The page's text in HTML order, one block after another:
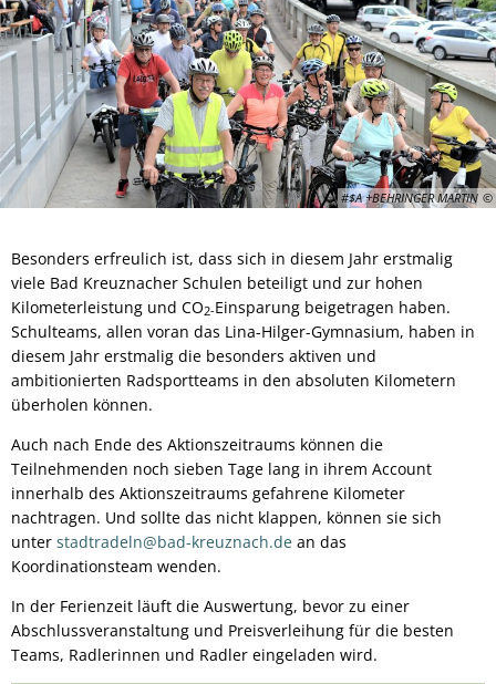
#$A +BEHRINGER MARTIN
Besonders erfreulich ist, dass sich in diesem Jahr erstmalig
viele Bad Kreuznacher Schulen beteiligt und zur hohen
Kilometerleistung und CO2-Einsparung beigetragen haben.
Schulteams, allen voran das Lina-Hilger-Gymnasium, haben in
diesem Jahr erstmalig die besonders aktiven und
ambitionierten Radsportteams in den absoluten Kilometern
überholen können.
Auch nach Ende des Aktionszeitraums können die
Teilnehmenden noch sieben Tage lang in ihrem Account
innerhalb des Aktionszeitraums gefahrene Kilometer
nachtragen. Und sollte das nicht klappen, können sie sich
unter stadtradeln@bad-kreuznach.de an das
Koordinationsteam wenden.
In der Ferienzeit läuft die Auswertung, bevor zu einer
Abschlussveranstaltung und Preisverleihung für die besten
Teams, Radlerinnen und Radler eingeladen wird.